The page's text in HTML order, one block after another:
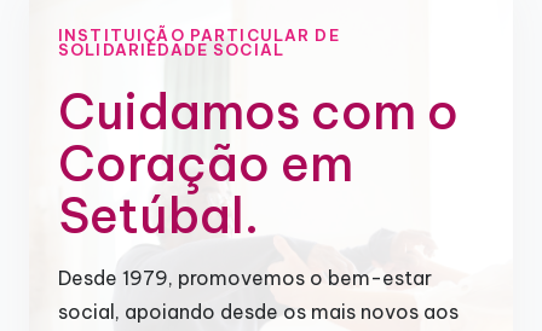
INSTITUIÇÃO PARTICULAR DE
SOLIDARIEDADE SOCIAL
Cuidamos com o
Coração em
Setúbal.
Desde 1979, promovemos o bem-estar
social, apoiando desde os mais novos aos